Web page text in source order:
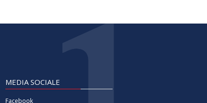
MEDIA SOCIALE
Facebook